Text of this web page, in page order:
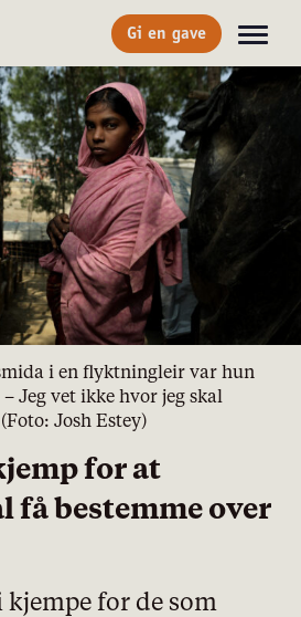
Gi en gave
i en flyktningleir var hun
Jeg vet ikke hvor jeg skal
Josh Estey)
for at
få bestemme over
kjempe for de som